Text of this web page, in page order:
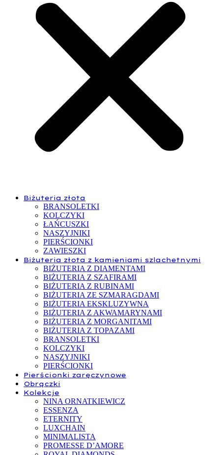
Biżuteria złota
BRANSOLETKI
KOLCZYKI
ŁAŃCUSZKI
NASZYJNIKI
PIERŚCIONKI
ZAWIESZKI
Biżuteria złota z kamieniami szlachetnymi
BIŻUTERIA Z DIAMENTAMI
BIŻUTERIA Z SZAFIRAMI
BIŻUTERIA Z RUBINAMI
BIŻUTERIA ZE SZMARAGDAMI
BIŻUTERIA EKSKLUZYWNA
BIŻUTERIA Z AKWAMARYNAMI
BIŻUTERIA Z MORGANITAMI
BIŻUTERIA Z TOPAZAMI
BRANSOLETKI
KOLCZYKI
NASZYJNIKI
PIERŚCIONKI
Pierścionki zaręczynowe
Obrączki
Kolekcje
NINA ORNATKIEWICZ
ESSENZA
ETERNITY
LUXCHAIN
MINIMALISTA
PROMESSE D’AMORE